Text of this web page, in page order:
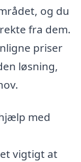
og du
fra dem.
priser
løsning,
med
vigtigt at